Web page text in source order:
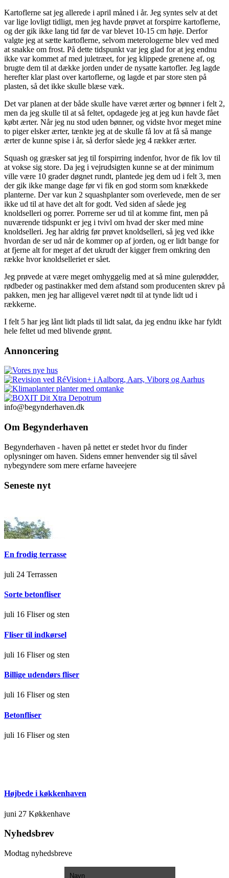
Kartoflerne sat jeg allerede i april måned i år. Jeg syntes selv at det
var lige lovligt tidligt, men jeg havde prøvet at forspirre kartoflerne,
og der gik ikke lang tid før de var blevet 10-15 cm høje. Derfor
valgte jeg at sætte kartoflerne, selvom meterologerne blev ved med
at snakke om frost. På dette tidspunkt var jeg glad for at jeg endnu
ikke var kommet af med juletræet, for jeg klippede grenene af, og
brugte dem til at dække jorden under de nysatte kartofler. Jeg lagde
herefter klar plast over kartoflerne, og lagde et par store sten på
plasten, så det ikke skulle blæse væk.
Det var planen at der både skulle have været ærter og bønner i felt 2,
men da jeg skulle til at så feltet, opdagede jeg at jeg kun havde fået
købt ærter. Når jeg nu stod uden bønner, og vidste hvor meget mine
to piger elsker ærter, tænkte jeg at de skulle få lov at få så mange
ærter de kunne spise i år, så derfor såede jeg 4 rækker ærter.
Squash og græsker sat jeg til forspirring indenfor, hvor de fik lov til
at vokse sig store. Da jeg i vejrudsigten kunne se at der minimum
ville være 10 grader døgnet rundt, plantede jeg dem ud i felt 3, men
der gik ikke mange dage før vi fik en god storm som knækkede
planterne. Der var kun 2 squashplanter som overlevede, men de ser
ikke ud til at have det alt for godt. Ved siden af såede jeg
knoldselleri og porrer. Porrerne ser ud til at komme fint, men på
nuværende tidspunkt er jeg i tvivl om hvad der sker med mine
knoldselleri. Jeg har aldrig før prøvet knoldselleri, så jeg ved ikke
hvordan de ser ud når de kommer op af jorden, og er lidt bange for
at fjerne alt for meget af det ukrudt der kigger frem omkring den
række hvor knoldselleriet er sået.
Jeg prøvede at være meget omhyggelig med at så mine gulerødder,
rødbeder og pastinakker med dem afstand som producenten skrev på
pakken, men jeg har alligevel været nødt til at tynde lidt ud i
rækkerne.
I felt 5 har jeg lånt lidt plads til lidt salat, da jeg endnu ikke har fyldt
hele feltet ud med blivende grønt.
Annoncering
info@begynderhaven.dk
Om Begynderhaven
Begynderhaven - haven på nettet er stedet hvor du finder
oplysninger om haven. Sidens emner henvender sig til såvel
nybegyndere som mere erfarne haveejere
Seneste nyt
En frodig terrasse
juli 24 Terrassen
Sorte betonfliser
juli 16 Fliser og sten
Fliser til indkørsel
juli 16 Fliser og sten
Billige udendørs fliser
juli 16 Fliser og sten
Betonfliser
juli 16 Fliser og sten
Højbede i køkkenhaven
juni 27 Køkkenhave
Nyhedsbrev
Modtag nyhedsbreve